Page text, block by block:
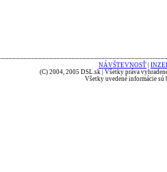
NÁVŠTEVNOSŤ
(C) 2004, 2005 DSL.sk | Všetky práva
Všetky uvedené informácie sú